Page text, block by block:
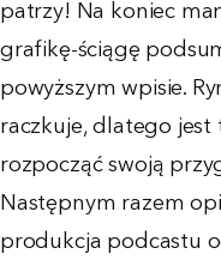
patrzy! Na koniec
grafikę-ściągę
powyższym wpisie.
raczkuje, dlatego
rozpocząć swoją
Następnym razem
produkcja podcastu